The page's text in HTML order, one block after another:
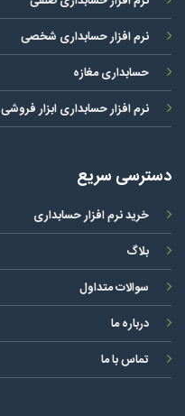
نرم افزار حسابداری شخصی
حسابداری مغازه
نرم افزار حسابداری ابزار فروشی
دسترسی سریع
خرید نرم افزار حسابداری
بلاگ
سوالات متداول
درباره ما
تماس با ما